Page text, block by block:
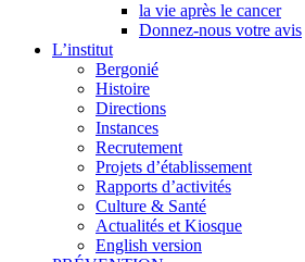
la vie après le cancer
Donnez-nous votre avis
L’institut
Bergonié
Histoire
Directions
Instances
Recrutement
Projets d’établissement
Rapports d’activités
Culture & Santé
Actualités et Kiosque
English version